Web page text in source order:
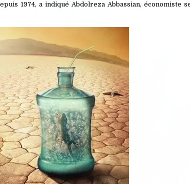
1974, a indiqué Abdolreza Abbassian, économiste